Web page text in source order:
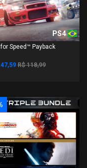
PS4
for Speed™ Payback
47,59 R$ 118,99